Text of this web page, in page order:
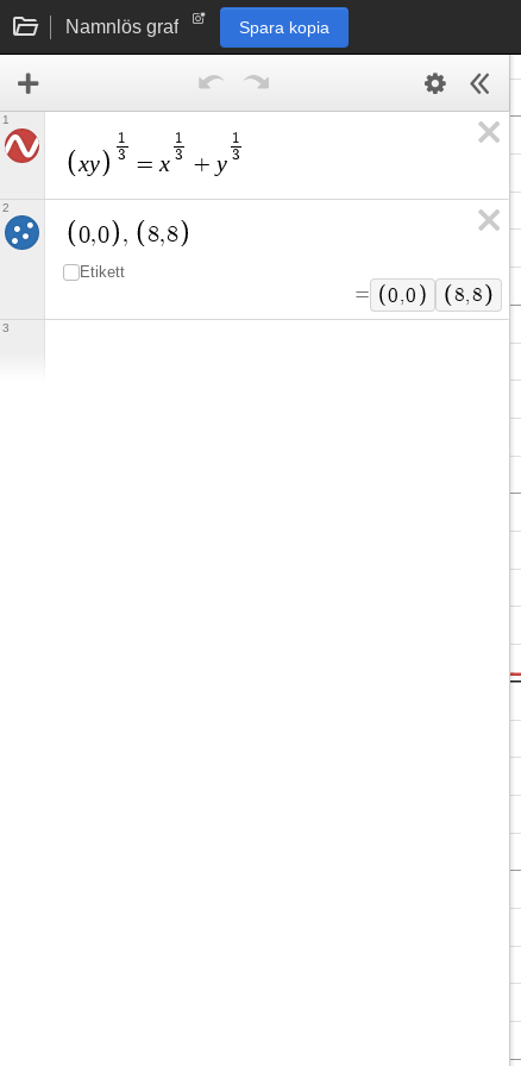
Namnlös graf Spara kopia
xy
1
3
= x
1
3
+ y
1
3
1
0,0 , 8,8
Etikett
= 0,0 8,8
2
3